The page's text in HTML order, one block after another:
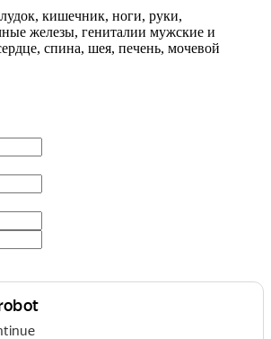
кишечник, ноги, руки,
железы, гениталии мужские и
спина, шея, печень, мочевой